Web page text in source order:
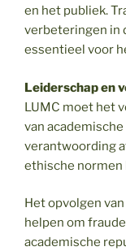
en het publiek.
verbeteringen in
essentieel voor
Leiderschap en
LUMC moet het
van
verantwoording
ethische normen
Het opvolgen
helpen om
academische